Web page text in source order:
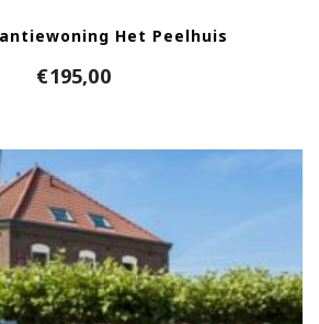
Het Peelhuis
€195,00